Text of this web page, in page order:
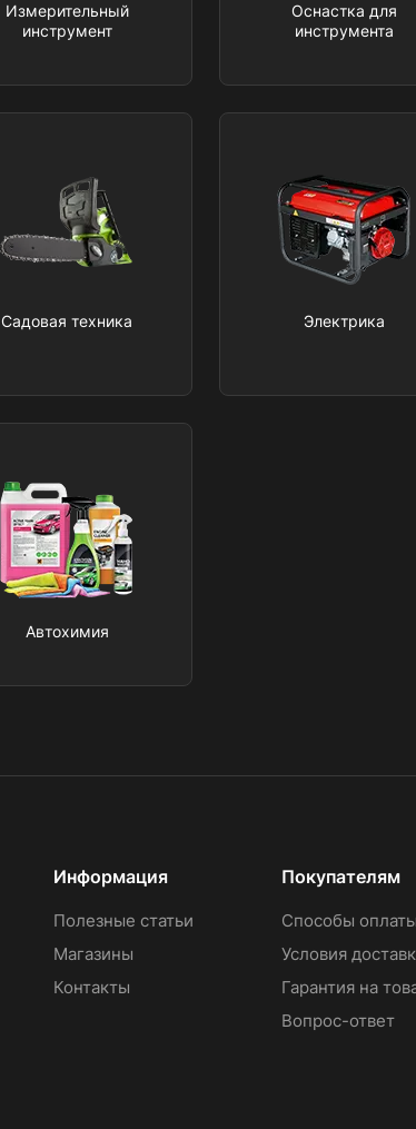
Измерительный
инструмент
Оснастка для
инструмента
Садовая техника Электрика
Автохимия
Информация
Полезные статьи
Магазины
Контакты
Покупателям
Способы оплаты
Условия
Гарантия на
Вопрос-ответ